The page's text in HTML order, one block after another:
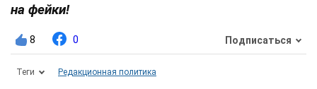
на фейки!
8 0 Подписаться
Теги Редакционная политика